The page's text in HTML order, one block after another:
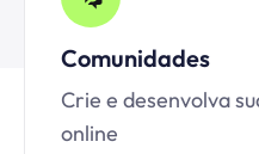
Comunidades
Crie e desenvolva
online